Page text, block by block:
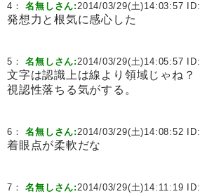
4：名無しさん:2014/03/29(土)14:03:57 ID:
発想力と根気に感心した
5：名無しさん:2014/03/29(土)14:05:57 ID:
文字は認識上は線より領域じゃね？
視認性落ちる気がする。
6：名無しさん:2014/03/29(土)14:08:52 ID:
着眼点が柔軟だな
7：名無しさん:2014/03/29(土)14:11:19 ID: